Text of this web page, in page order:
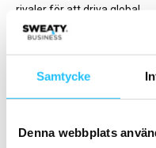
Samtycke
Denna webbplats
rivaler för att driva global
expansion
Business